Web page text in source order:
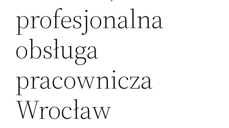
profesjonalna
obsługa
pracownicza
Wrocław